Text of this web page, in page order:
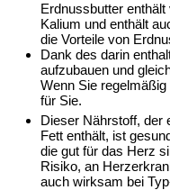
Erdnussbutter
Kalium und enthält
die Vorteile von
Dank des darin
aufzubauen und
Wenn Sie
für Sie.
Dieser Nährstoff, der
Fett enthält, ist
die gut für das Herz
Risiko, an
auch wirksam bei